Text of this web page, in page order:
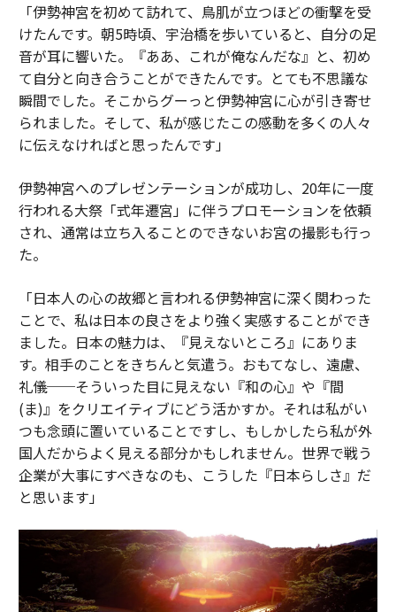
「伊勢神宮を初めて訪れて、鳥肌が立つほどの衝撃を受
けたんです。朝5時頃、宇治橋を歩いていると、自分の足
音が耳に響いた。『ああ、これが俺なんだな』と、初め
て自分と向き合うことができたんです。とても不思議な
瞬間でした。そこからグーっと伊勢神宮に心が引き寄せ
られました。そして、私が感じたこの感動を多くの人々
に伝えなければと思ったんです」
伊勢神宮へのプレゼンテーションが成功し、20年に一度
行われる大祭「式年遷宮」に伴うプロモーションを依頼
され、通常は立ち入ることのできないお宮の撮影も行っ
た。
「日本人の心の故郷と言われる伊勢神宮に深く関わった
ことで、私は日本の良さをより強く実感することができ
ました。日本の魅力は、『見えないところ』にありま
す。相手のことをきちんと気遣う。おもてなし、遠慮、
礼儀──そういった目に見えない『和の心』や『間
(ま)』をクリエイティブにどう活かすか。それは私がい
つも念頭に置いていることですし、もしかしたら私が外
国人だからよく見える部分かもしれません。世界で戦う
企業が大事にすべきなのも、こうした『日本らしさ』だ
と思います」